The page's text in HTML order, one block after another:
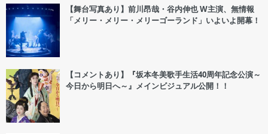
【舞台写真あり】前川昂哉・谷内伸也 W主演、無情報
「メリー・メリー・メリーゴーランド」いよいよ開幕！
【コメントあり】『坂本冬美歌手生活40周年記念公演～
今日から明日へ～』メインビジュアル公開！！